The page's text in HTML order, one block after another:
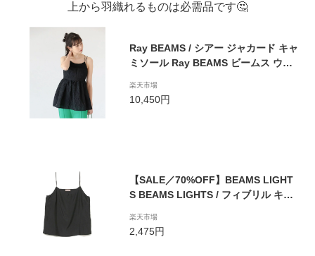
上から羽織れるものは必需品です🤔
Ray BEAMS / シアー ジャカード キャ
ミソール Ray BEAMS ビームス ウイ
【送料無料】[Rakuten Fashion]
楽天市場
10,450円
【SALE／70%OFF】BEAMS LIGHT
S BEAMS LIGHTS / フィブリル キャ
プス シャツ・ブラウス ブラック カー
キ
楽天市場
2,475円